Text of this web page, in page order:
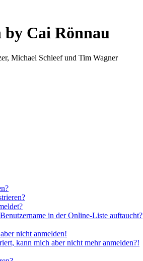
Cai Rönnau
Michael Schleef und Tim Wagner
in der Online-Liste auftaucht?
nicht anmelden!
kann mich aber nicht mehr anmelden?!